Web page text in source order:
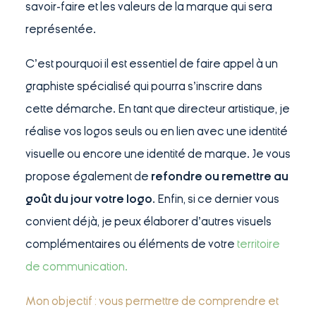
savoir-faire et les valeurs de la marque qui sera
représentée.
C’est pourquoi il est essentiel de faire appel à un
graphiste spécialisé qui pourra s’inscrire dans
cette démarche. En tant que directeur artistique, je
réalise vos logos seuls ou en lien avec une identité
visuelle ou encore une identité de marque. Je vous
propose également de refondre ou remettre au
goût du jour votre logo. Enfin, si ce dernier vous
convient déjà, je peux élaborer d’autres visuels
complémentaires ou éléments de votre territoire
de communication.
Mon objectif : vous permettre de comprendre et